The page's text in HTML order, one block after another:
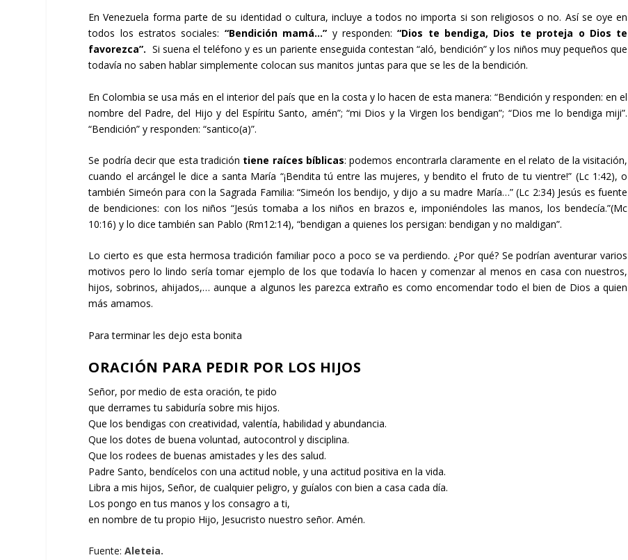
EnVenezuela forma parte de su identidad o cultura, incluye a todos no importa si son religiosos o no. Así se oye en
todos los estratos sociales: “Bendición mamá…” y responden: “Dios te bendiga, Dios te proteja o Dios te
favorezca”. Si suena el teléfono y es un pariente enseguida contestan “aló, bendición” y los niños muy pequeños que
todavía no saben hablar simplemente colocan sus manitos juntas para que se les de la bendición.
En Colombia se usa más en el interior del país que en la costa y lo hacen de esta manera: “Bendición y responden: en el
nombre del Padre, del Hijo y del Espíritu Santo, amén”; “mi Dios y la Virgen los bendigan”; “Dios me lo bendiga miji”.
“Bendición” y responden: “santico(a)”.
Se podría decir que esta tradición tiene raíces bíblicas: podemos encontrarla claramente en el relato de la visitación,
cuando el arcángel le dice a santa María “¡Bendita tú entre las mujeres, y bendito el fruto de tu vientre!” (Lc 1:42), o
también Simeón para con la Sagrada Familia: “Simeón los bendijo, y dijo a su madre María…” (Lc 2:34) Jesús es fuente
de bendiciones: con los niños “Jesús tomaba a los niños en brazos e, imponiéndoles las manos, los bendecía.”(Mc
10:16) y lo dice también san Pablo (Rm12:14), “bendigan a quienes los persigan: bendigan y no maldigan”.
Lo cierto es que esta hermosa tradición familiar poco a poco se va perdiendo. ¿Por qué? Se podrían aventurar varios
motivos pero lo lindo sería tomar ejemplo de los que todavía lo hacen y comenzar al menos en casa con nuestros,
hijos, sobrinos, ahijados,… aunque a algunos les parezca extraño es como encomendar todo el bien de Dios a quien
más amamos.
Para terminar les dejo esta bonita
ORACIÓN PARA PEDIR POR LOS HIJOS
Señor, por medio de esta oración, te pido
que derrames tu sabiduría sobre mis hijos.
Que los bendigas con creatividad, valentía, habilidad y abundancia.
Que los dotes de buena voluntad, autocontrol y disciplina.
Que los rodees de buenas amistades y les des salud.
Padre Santo, bendícelos con una actitud noble, y una actitud positiva en la vida.
Libra a mis hijos, Señor, de cualquier peligro, y guíalos con bien a casa cada día.
Los pongo en tus manos y los consagro a ti,
en nombre de tu propio Hijo, Jesucristo nuestro señor.Amén.
Fuente:Aleteia.